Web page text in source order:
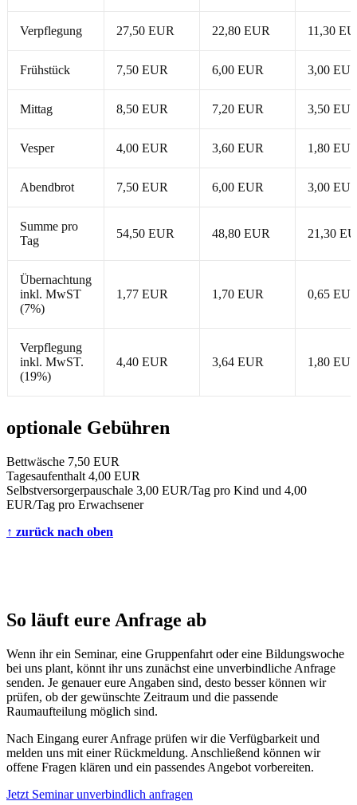
Verpflegung 27,50 EUR 22,80 EUR 11,30
Frühstück 7,50 EUR 6,00 EUR 3,00
Mittag 8,50 EUR 7,20 EUR 3,50
Vesper 4,00 EUR 3,60 EUR 1,80
Abendbrot 7,50 EUR 6,00 EUR 3,00
Summe pro
Tag
54,50 EUR 48,80 EUR 21,30
Übernachtung
inkl. MwST
(7%)
1,77 EUR 1,70 EUR 0,65
Verpflegung
inkl. MwST.
(19%)
4,40 EUR 3,64 EUR 1,80
optionale Gebühren
Bettwäsche 7,50 EUR
Tagesaufenthalt 4,00 EUR
Selbstversorgerpauschale 3,00 EUR/Tag pro Kind und 4,00
EUR/Tag pro Erwachsener
↑ zurück nach oben
So läuft eure Anfrage ab
Wenn ihr ein Seminar, eine Gruppenfahrt oder eine Bildungswoche
bei uns plant, könnt ihr uns zunächst eine unverbindliche Anfrage
senden. Je genauer eure Angaben sind, desto besser können wir
prüfen, ob der gewünschte Zeitraum und die passende
Raumaufteilung möglich sind.
Nach Eingang eurer Anfrage prüfen wir die Verfügbarkeit und
melden uns mit einer Rückmeldung. Anschließend können wir
offene Fragen klären und ein passendes Angebot vorbereiten.
Jetzt Seminar unverbindlich anfragen